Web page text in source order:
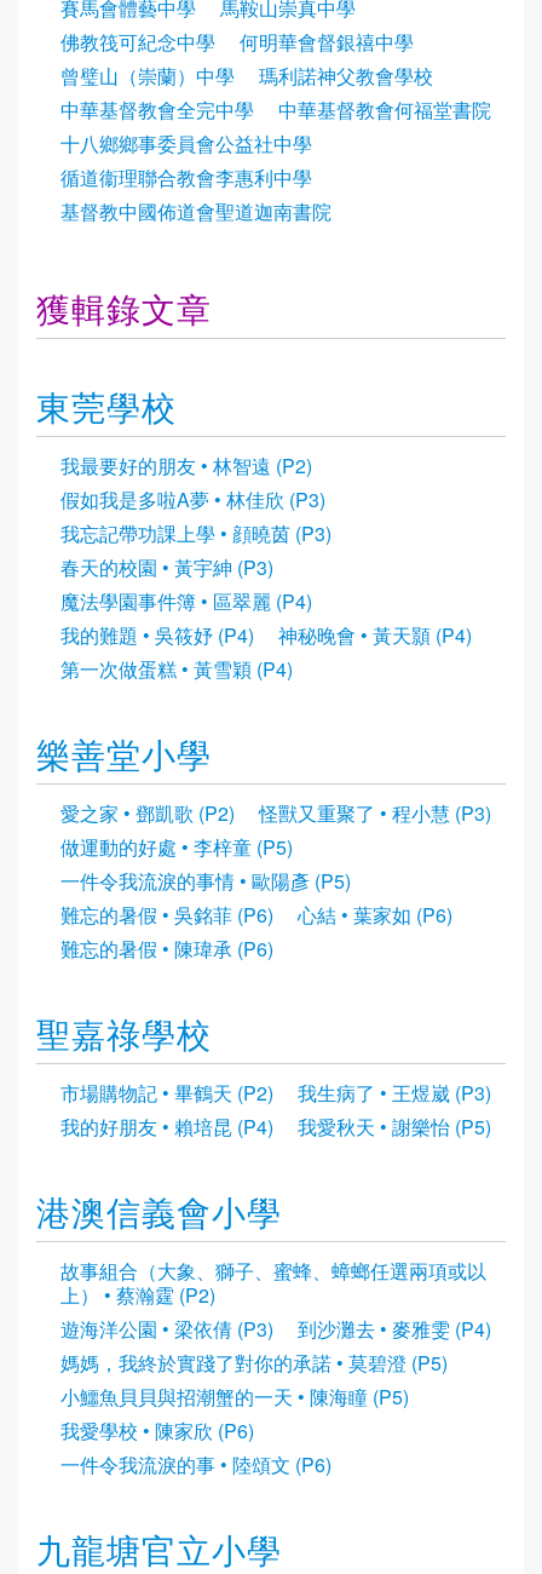
賽馬會體藝中學
馬鞍山崇真中學
佛教筏可紀念中學
何明華會督銀禧中學
曾璧山（崇蘭）中學
瑪利諾神父教會學校
中華基督教會全完中學
中華基督教會何福堂書院
十八鄉鄉事委員會公益社中學
循道衞理聯合教會李惠利中學
基督教中國佈道會聖道迦南書院
獲輯錄文章
東莞學校
我最要好的朋友 • 林智遠 (P2)
假如我是多啦A夢 • 林佳欣 (P3)
我忘記帶功課上學 • 顔曉茵 (P3)
春天的校園 • 黃宇紳 (P3)
魔法學園事件簿 • 區翠麗 (P4)
我的難題 • 吳筱妤 (P4)
神秘晚會 • 黃天顥 (P4)
第一次做蛋糕 • 黃雪穎 (P4)
樂善堂小學
愛之家 • 鄧凱歌 (P2)
怪獸又重聚了 • 程小慧 (P3)
做運動的好處 • 李梓童 (P5)
一件令我流淚的事情 • 歐陽彥 (P5)
難忘的暑假 • 吳銘菲 (P6)
心結 • 葉家如 (P6)
難忘的暑假 • 陳瑋承 (P6)
聖嘉祿學校
市場購物記 • 畢鶴天 (P2)
我生病了 • 王煜崴 (P3)
我的好朋友 • 賴培昆 (P4)
我愛秋天 • 謝樂怡 (P5)
港澳信義會小學
故事組合（大象、獅子、蜜蜂、蟑螂任選兩項或以
上） • 蔡瀚霆 (P2)
遊海洋公園 • 梁依倩 (P3)
到沙灘去 • 麥雅雯 (P4)
媽媽，我終於實踐了對你的承諾 • 莫碧澄 (P5)
小鱷魚貝貝與招潮蟹的一天 • 陳海瞳 (P5)
我愛學校 • 陳家欣 (P6)
一件令我流淚的事 • 陸頌文 (P6)
九龍塘官立小學